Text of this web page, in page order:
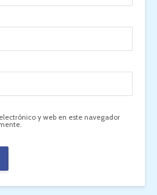
y web en este navegador